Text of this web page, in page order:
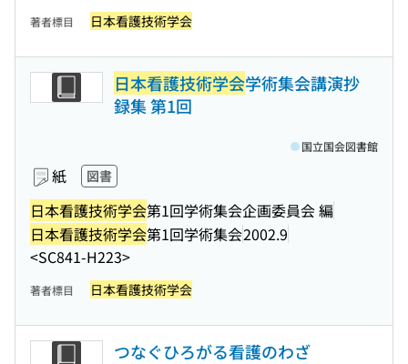
著者標目 日本看護技術学会
日本看護技術学会学術集会講演抄
録集 第1回
紙 図書
日本看護技術学会第1回学術集会企画委員会 編
日本看護技術学会第1回学術集会2002.9
<SC841-H223>
国立国会図書館
著者標目 日本看護技術学会
つなぐひろがる看護のわざ